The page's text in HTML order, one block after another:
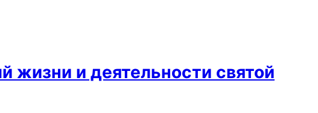
и деятельности святой